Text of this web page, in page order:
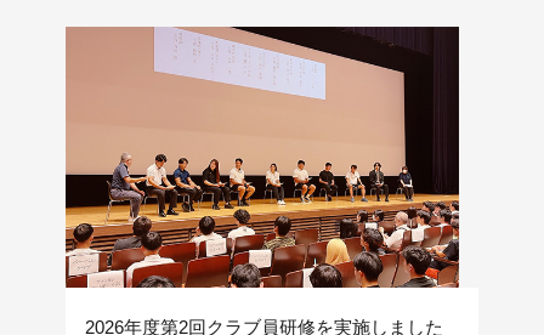
2026年度第2回クラブ員研修を実施しました